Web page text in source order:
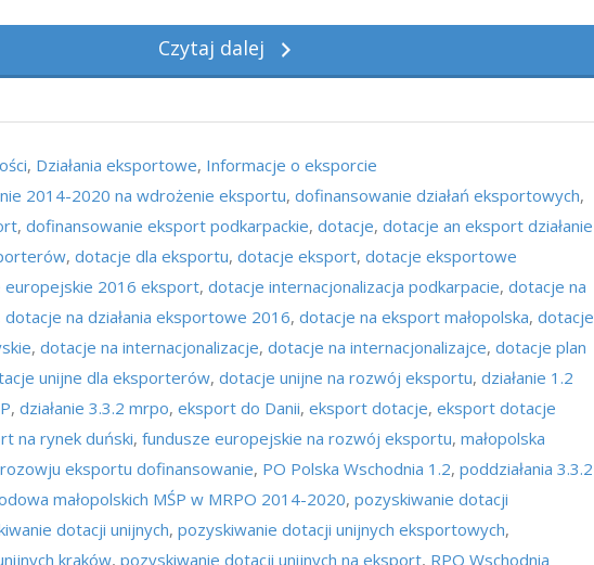
Czytaj dalej
, Działania eksportowe, Informacje o eksporcie
2014-2020 na wdrożenie eksportu, dofinansowanie działań eksportowych,
, dofinansowanie eksport podkarpackie, dotacje, dotacje an eksport działanie
, dotacje dla eksportu, dotacje eksport, dotacje eksportowe
europejskie 2016 eksport, dotacje internacjonalizacja podkarpacie, dotacje na
dotacje na działania eksportowe 2016, dotacje na eksport małopolska, dotacje
, dotacje na internacjonalizacje, dotacje na internacjonalizajce, dotacje plan
unijne dla eksporterów, dotacje unijne na rozwój eksportu, działanie 1.2
, działanie 3.3.2 mrpo, eksport do Danii, eksport dotacje, eksport dotacje
na rynek duński, fundusze europejskie na rozwój eksportu, małopolska
eksportu dofinansowanie, PO Polska Wschodnia 1.2, poddziałania 3.3.2
małopolskich MŚP w MRPO 2014-2020, pozyskiwanie dotacji
dotacji unijnych, pozyskiwanie dotacji unijnych eksportowych,
kraków, pozyskiwanie dotacji unijnych na eksport, RPO Wschodnia